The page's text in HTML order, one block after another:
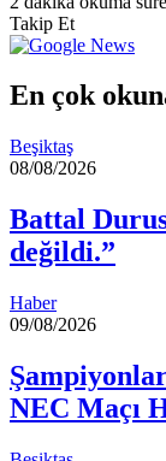
Takip Et
En çok
Beşiktaş
08/08/2026
Battal
değildi.”
Haber
09/08/2026
NEC Maçı